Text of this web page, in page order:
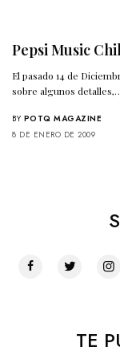
Pepsi Music
El pasado 14 de
sobre algunos
BY POTQ MAGAZINE
8 DE ENERO DE 2009
TE